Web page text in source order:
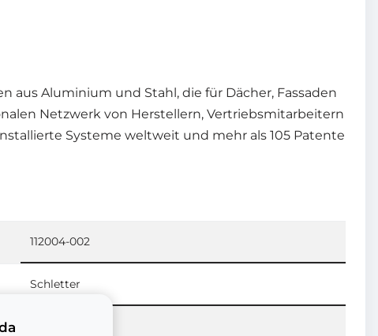
Aluminium und Stahl, die für Dächer, Fassaden
Netzwerk von Herstellern, Vertriebsmitarbeitern
Systeme weltweit und mehr als 105 Patente
112004-002
Schletter